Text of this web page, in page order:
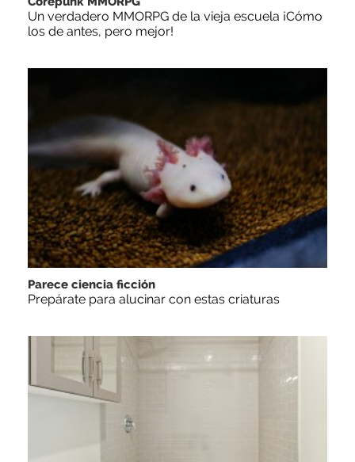
Un verdadero MMORPG de la vieja escuela ¡Cómo
los de antes, pero mejor!
Parece ciencia ficción
Prepárate para alucinar con estas criaturas